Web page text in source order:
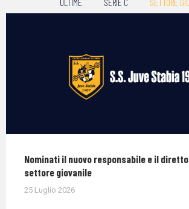
Nominati il nuovo responsabile e il
settore giovanile
25 Luglio 2026